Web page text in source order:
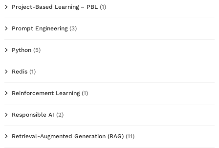
Project-Based Learning – PBL (1)
Prompt Engineering(3)
Python (5)
Redis (1)
Reinforcement Learning(1)
Responsible AI (2)
Retrieval-Augmented Generation (RAG) (11)